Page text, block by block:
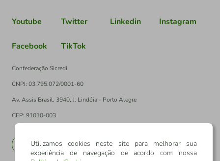
Youtube Twitter Linkedin Instagram
Facebook TikTok
Confederação Sicredi
CNPJ: 03.795.072/0001-60
Av. Assis Brasil, 3940, J. Lindóia - Porto Alegre
CEP: 91010-003
EN
Utilizamos cookies neste site para melhorar sua
experiência de navegação de acordo com nossa